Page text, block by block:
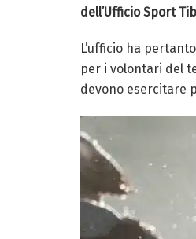
dell’Ufficio Sport
L’ufficio ha
per i volontari del
devono esercitare